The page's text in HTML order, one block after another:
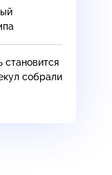
становится
собрали